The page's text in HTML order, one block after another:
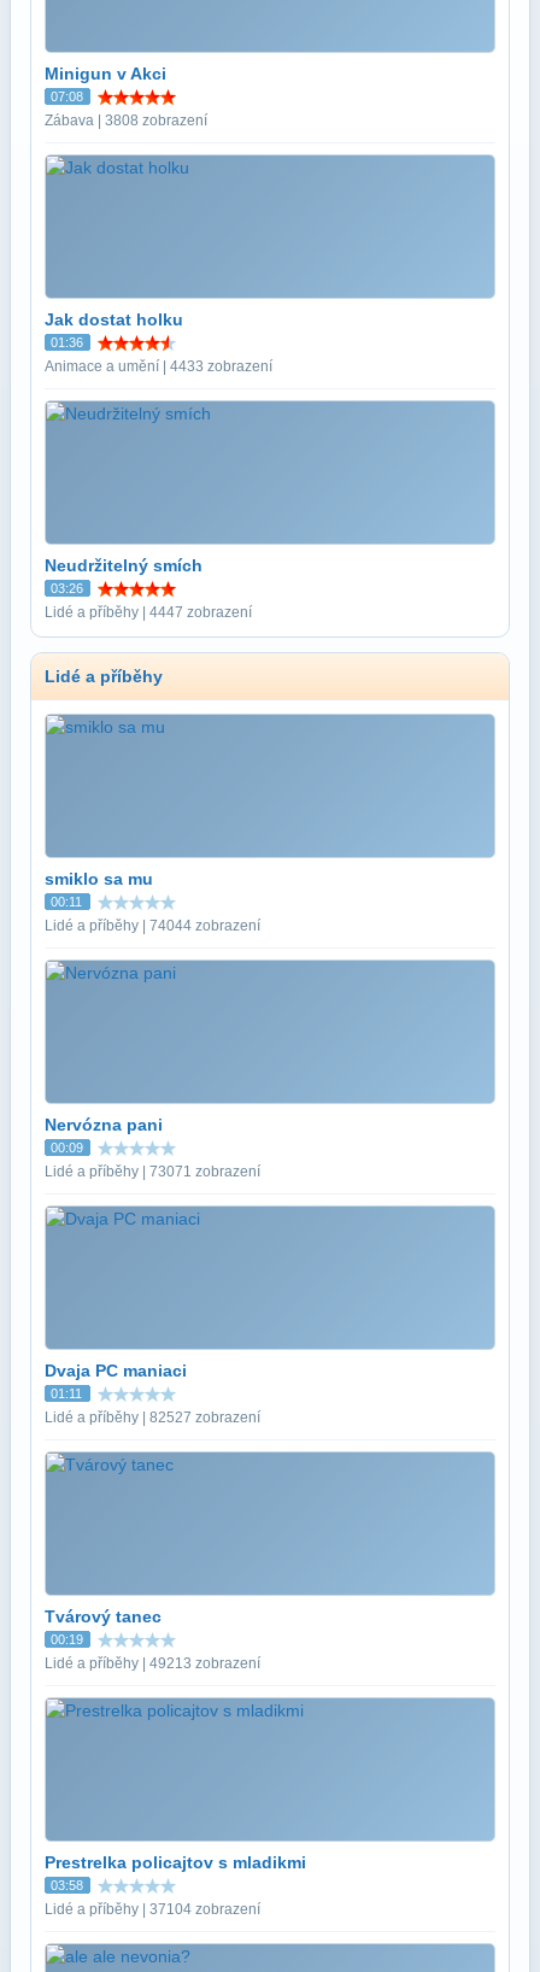
Minigun v Akci
07:08
Zábava | 3808 zobrazení
Jak dostat holku
01:36
Animace a umění | 4433 zobrazení
Neudržitelný smích
03:26
Lidé a příběhy | 4447 zobrazení
Lidé a příběhy
smiklo sa mu
00:11
Lidé a příběhy | 74044 zobrazení
Nervózna pani
00:09
Lidé a příběhy | 73071 zobrazení
Dvaja PC maniaci
01:11
Lidé a příběhy | 82527 zobrazení
Tvárový tanec
00:19
Lidé a příběhy | 49213 zobrazení
Prestrelka policajtov s mladikmi
03:58
Lidé a příběhy | 37104 zobrazení